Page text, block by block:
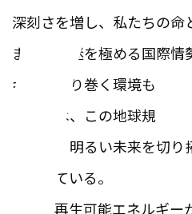
深刻さを増し、私たちの命
また、混迷を極める国際
ギーを取り巻く環境も激動
私たちは、この地球規模の
に変え、明るい未来を切
められている。
特に、再生可能エネルギ